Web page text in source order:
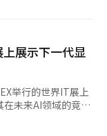
会问题带来的内部
和Galaxy AI是否
。”※ 本报道经人
语言模型和生成型
求性能竞争，而是
争力。相同功能在
程中，单一产品竞
新的竞争焦点。AI
盈利结构也在向这
数据驱动服务，盈
理和使用模式分析
连接性增强，形成
的AI整合环境。
，使用“AI策展
强体验，展示
功能。LG展台则
展示了“ThinQ
场强调了AI驱动的
专注于设备生态和
体验。此次展会
展示下一代显
举行的世界IT展上
未来AI领域的竞争
“Spatial